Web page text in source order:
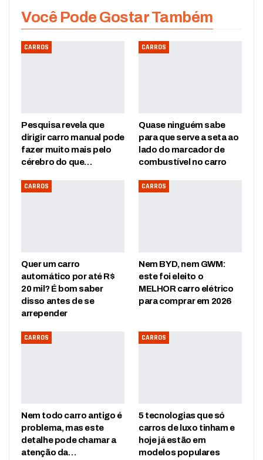
Você Pode Gostar Também
CARROS
Pesquisa revela que
dirigir carro manual pode
fazer muito mais pelo
cérebro do que…
CARROS
Quase ninguém sabe
para que serve a seta ao
lado do marcador de
combustível no carro
CARROS
Quer um carro
automático por até R$
20 mil? É bom saber
disso antes de se
arrepender
CARROS
Nem BYD, nem GWM:
este foi eleito o
MELHOR carro elétrico
para comprar em 2026
CARROS
Nem todo carro antigo é
problema, mas este
detalhe pode chamar a
atenção da…
CARROS
5 tecnologias que só
carros de luxo tinham e
hoje já estão em
modelos populares